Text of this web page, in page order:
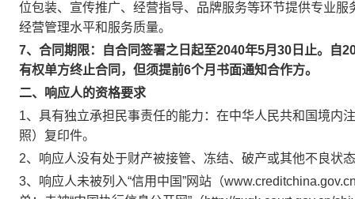
位包装、宣传推广、经营指导、品牌服务等环节提供专业
经营管理水平和服务质量。
7、 合同期限：
自合同签署之日起至2040年5月30日止。自
有权单方终止合同，但须提前6个月书面通知合作方。
二、响应人的资格要求
1、具有独立承担民事责任的能力：在中华人民共和国境内
照）复印件。
2、响应人没有处于财产被接管、冻结、破产或其他不良状
3、响应人未被列入“信用中国”网站（